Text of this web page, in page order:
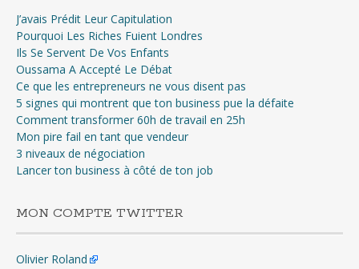
J’avais Prédit Leur Capitulation
Pourquoi Les Riches Fuient Londres
Ils Se Servent De Vos Enfants
Oussama A Accepté Le Débat
Ce que les entrepreneurs ne vous disent pas
5 signes qui montrent que ton business pue la défaite
Comment transformer 60h de travail en 25h
Mon pire fail en tant que vendeur
3 niveaux de négociation
Lancer ton business à côté de ton job
MON COMPTE TWITTER
Olivier Roland